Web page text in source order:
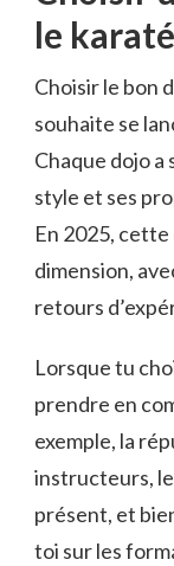
le karaté
Choisir le bon
souhaite se
Chaque dojo
style et ses
En 2025,
dimension,
retours
Lorsque tu
prendre en
exemple, la
instructeurs,
présent, et
toi sur les